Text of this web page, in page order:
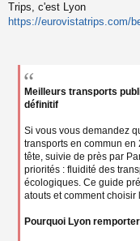
s
s
a
n
Trips, c'est Lyon
https://eurovistatrips.com/
Meilleurs transports
définitif
Si vous vous demandez
transports en commun en
tête, suivie de près par
priorités : fluidité des
écologiques. Ce guide
atouts et comment
Pourquoi Lyon